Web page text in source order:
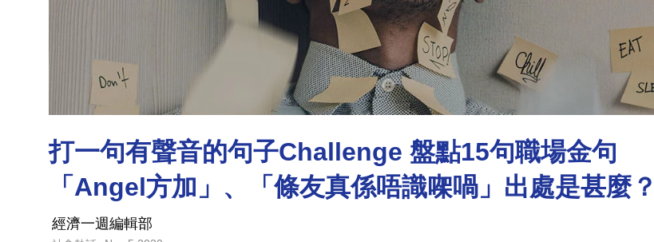
打一句有聲音的句子Challenge 盤點15句職場金句
「Angel方加」、「條友真係唔識㗎喎」出處是甚麼？
經濟一週編輯部